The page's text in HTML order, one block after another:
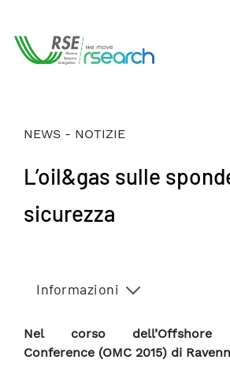
NEWS - NOTIZIE
L’oil&gas sulle
sicurezza
Informazioni
Nel corso dell’Offshore
Conference (OMC 2015) di